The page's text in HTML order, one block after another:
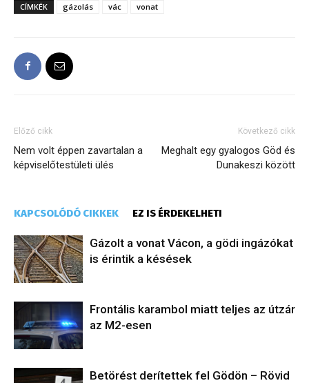
CÍMKÉK gázolás vác vonat
Előző cikk
Nem volt éppen zavartalan a
képviselőtestületi ülés
Következő cikk
Meghalt egy gyalogos Göd és
Dunakeszi között
KAPCSOLÓDÓ CIKKEK EZ IS ÉRDEKELHETI
Gázolt a vonat Vácon, a gödi ingázókat
is érintik a késések
Frontális karambol miatt teljes az útzár
az M2-esen
Betörést derítettek fel Gödön – Rövid